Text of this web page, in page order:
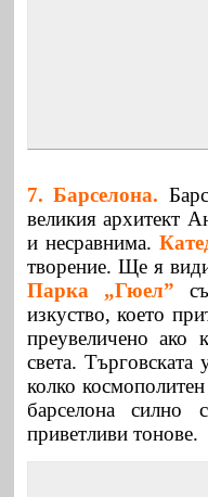
7. Барселона.
великия архитект
и несравнима.
творение. Ще я
Парка „Гюел”
изкуство, което
преувеличено ако
света.
колко
барселона
приветливи тонове.